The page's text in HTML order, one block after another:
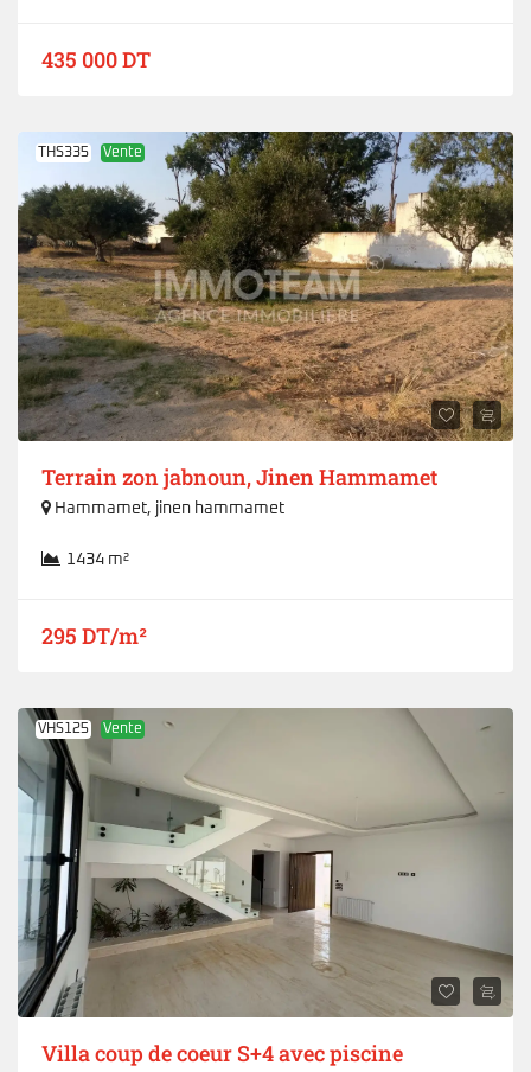
435 000 DT
THS335 Vente
Terrain zon jabnoun, Jinen Hammamet
Hammamet, jinen hammamet
1434 m²
295 DT/m²
VHS125 Vente
Villa coup de coeur S+4 avec piscine